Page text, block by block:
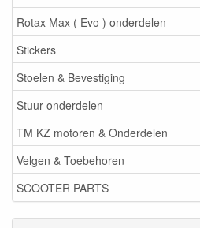
Rotax Max ( Evo ) onderdelen
Stickers
Stoelen & Bevestiging
Stuur onderdelen
TM KZ motoren & Onderdelen
Velgen & Toebehoren
SCOOTER PARTS